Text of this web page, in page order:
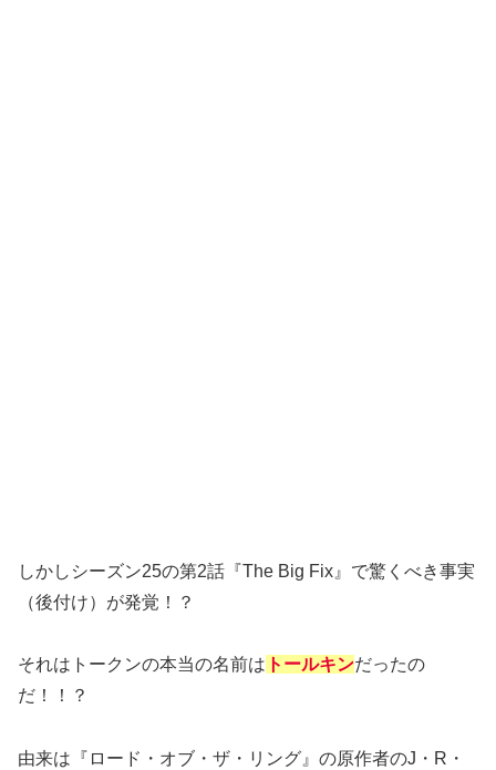
しかしシーズン25の第2話『The Big Fix』で驚くべき事実
（後付け）が発覚！？
それはトークンの本当の名前は トールキンだったの
だ！！？
由来は『ロード・オブ・ザ・リング』の原作者のJ・R・